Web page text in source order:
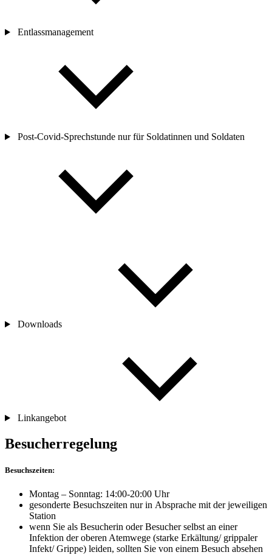
Entlassmanagement
Post-Covid-Sprechstunde nur für Soldatinnen und Soldaten
Downloads
Linkangebot
Besucherregelung
Besuchszeiten:
Montag – Sonntag: 14:00-20:00 Uhr
gesonderte Besuchszeiten nurin Absprache mit der jeweiligen
Station
wenn Sie als Besucherin oder Besucher selbst an einer
Infektion der oberen Atemwege (starke Erkältung/ grippaler
Infekt/ Grippe) leiden, sollten Sie von einem Besuch absehen